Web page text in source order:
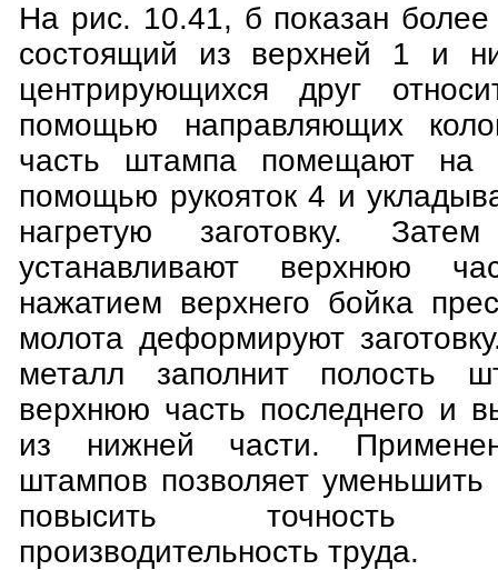
На рис. 10.41, б показан
состоящий из верхней 1 и
центрирующихся друг
помощью направляющих
часть штампа помещают на
помощью рукояток 4 и
нагретую заготовку.
устанавливают верхнюю
нажатием верхнего бойка
молота деформируют
металл заполнит полость
верхнюю часть последнего и
из нижней части.
штампов позволяет
повысить
производительность труда.